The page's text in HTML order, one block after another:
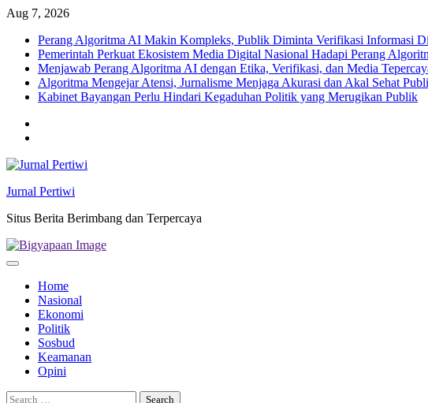
Skip
content
Aug 7, 2026
Perang Algoritma AI Makin Kompleks, Publik Diminta Verifikasi Informasi
Pemerintah Perkuat Ekosistem Media Digital Nasional Hadapi Perang
Menjawab Perang Algoritma AI dengan Etika, Verifikasi, dan Media
Algoritma Mengejar Atensi, Jurnalisme Menjaga Akurasi dan Akal Sehat
Kabinet Bayangan Perlu Hindari Kegaduhan Politik yang Merugikan Publik
Jurnal Pertiwi
Situs Berita Berimbang dan Terpercaya
Home
Nasional
Ekonomi
Politik
Sosbud
Keamanan
Opini
Search